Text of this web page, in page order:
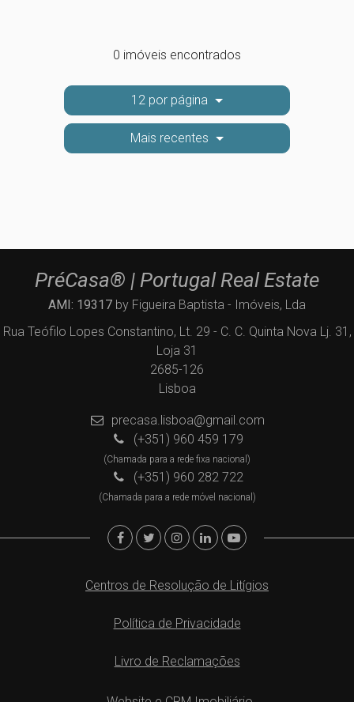
0 imóveis encontrados
12 por página
Mais recentes
PréCasa® | Portugal Real Estate
AMI: 19317 by Figueira Baptista - Imóveis, Lda
Rua Teófilo Lopes Constantino, Lt. 29 - C. C. Quinta Nova Lj. 31,
Loja 31
2685-126
Lisboa
precasa.lisboa@gmail.com
(+351) 960 459 179
(Chamada para a rede fixa nacional)
(+351) 960 282 722
(Chamada para a rede móvel nacional)
Centros de Resolução de Litígios
Política de Privacidade
Livro de Reclamações